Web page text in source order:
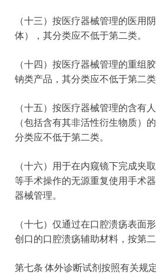
（十三）按医疗器械管理的医用
体），其分类应不低于第二类。
（十四）按医疗器械管理的重组
钠类产品，其分类应不低于第二类
（十五）按医疗器械管理的含有
（包括含有其非活性衍生物质）
分类应不低于第二类。
（十六）用于在内窥镜下完成夹
等手术操作的无源重复使用手术
器械管理。
（十七）仅通过在口腔溃疡表面
创口的口腔溃疡辅助材料，按第二
第七条 体外诊断试剂按照有关规